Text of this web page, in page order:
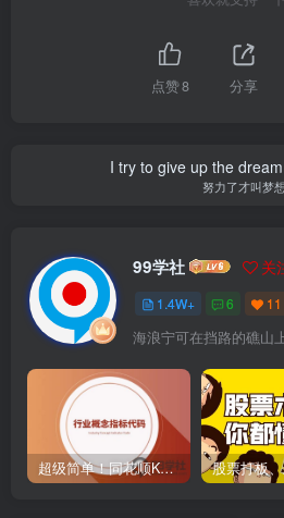
点赞8 分享
I try to give up the
努力了才叫梦想
99学社 关
1.4W+ 6 11
海浪宁可在挡路的礁山
超级简单！同花顺K线界面显示行业概念指标代码图解